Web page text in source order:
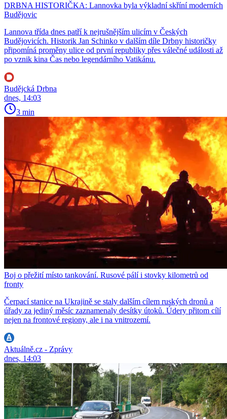
DRBNA HISTORIČKA: Lannovka byla výkladní skříní moderních
Budějovic
Lannova třída dnes patří k nejrušnějším ulicím v Českých
Budějovicích. Historik Jan Schinko v dalším díle Drbny historičky
připomíná proměny ulice od první republiky přes válečné události až
po vznik kina Čas nebo legendárního Vatikánu.
Budějcká Drbna
dnes, 14:03
3 min
Boj o přežití místo tankování. Rusové pálí i stovky kilometrů od
fronty
Čerpací stanice na Ukrajině se staly dalším cílem ruských dronů a
úřady za jediný měsíc zaznamenaly desítky útoků. Údery přitom cílí
nejen na frontové regiony, ale i na vnitrozemí.
Aktuálně.cz - Zprávy
dnes, 14:03